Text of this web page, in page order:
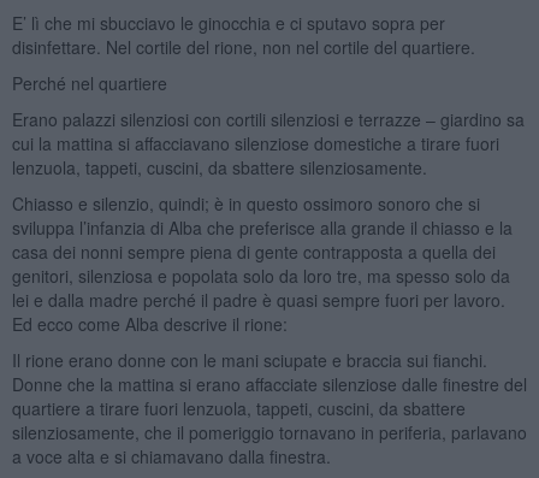
E’ lì che mi sbucciavo le ginocchia e ci sputavo sopra per
disinfettare. Nel cortile del rione, non nel cortile del quartiere.
Perché nel quartiere
Erano palazzi silenziosi con cortili silenziosi e terrazze – giardino sa
cui la mattina si affacciavano silenziose domestiche a tirare fuori
lenzuola, tappeti, cuscini, da sbattere silenziosamente.
Chiasso e silenzio, quindi; è in questo ossimoro sonoro che si
sviluppa l’infanzia di Alba che preferisce alla grande il chiasso e la
casa dei nonni sempre piena di gente contrapposta a quella dei
genitori, silenziosa e popolata solo da loro tre, ma spesso solo da
lei e dalla madre perché il padre è quasi sempre fuori per lavoro.
Ed ecco come Alba descrive il rione:
Il rione erano donne con le mani sciupate e braccia sui fianchi.
Donne che la mattina si erano affacciate silenziose dalle finestre del
quartiere a tirare fuori lenzuola, tappeti, cuscini, da sbattere
silenziosamente, che il pomeriggio tornavano in periferia, parlavano
a voce alta e si chiamavano dalla finestra.